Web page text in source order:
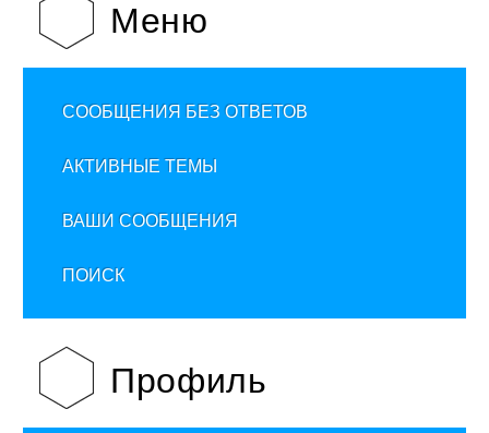
Меню
СООБЩЕНИЯ БЕЗ ОТВЕТОВ
АКТИВНЫЕ ТЕМЫ
ВАШИ СООБЩЕНИЯ
ПОИСК
Профиль